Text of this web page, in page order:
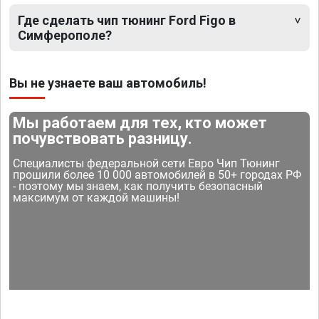
Где сделать чип тюнинг Ford Figo в
Симферополе?
Вы не узнаете ваш автомобиль!
Мы работаем для тех, кто может
почувствовать разницу.
Специалисты федеральной сети Евро Чип Тюнинг
прошили более 10 000 автомобилей в 50+ городах РФ
- поэтому мы знаем, как получить безопасный
максимум от каждой машины!